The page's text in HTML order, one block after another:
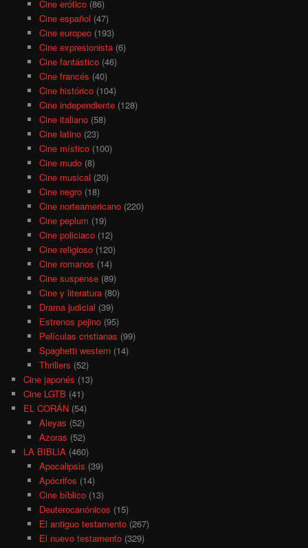
Cine erótico(86)
Cine español (47)
Cine europeo(193)
Cine expresionista(6)
Cine fantástico(46)
Cine francés (40)
Cine histórico(104)
Cine independiente(128)
Cine italiano(58)
Cine latino(23)
Cine místico(100)
Cine mudo(8)
Cine musical (20)
Cine negro(18)
Cine norteamericano(220)
Cine peplum (19)
Cine policiaco(12)
Cine religioso(120)
Cine romanos (14)
Cine suspense(89)
Cine y literatura(80)
Drama judicial (39)
Estrenos pejino(95)
Películas cristianas (99)
Spaghetti western(14)
Thrillers (52)
Cine japonés (13)
Cine LGTB (41)
EL CORÁN (54)
Aleyas (52)
Azoras (52)
LA BIBLIA (460)
Apocalipsis (39)
Apócrifos (14)
Cine bíblico(13)
Deuterocanónicos (15)
El antiguo testamento(267)
El nuevo testamento(329)